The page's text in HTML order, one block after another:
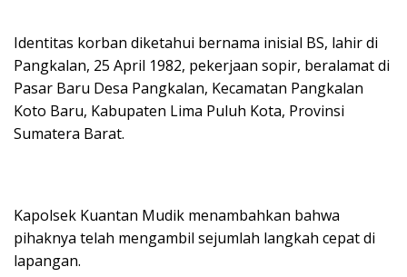
Identitas korban diketahui bernama inisial BS, lahir di
Pangkalan, 25 April 1982, pekerjaan sopir, beralamat di
Pasar Baru Desa Pangkalan, Kecamatan Pangkalan
Koto Baru, Kabupaten Lima Puluh Kota, Provinsi
Sumatera Barat.
Kapolsek Kuantan Mudik menambahkan bahwa
pihaknya telah mengambil sejumlah langkah cepat di
lapangan.